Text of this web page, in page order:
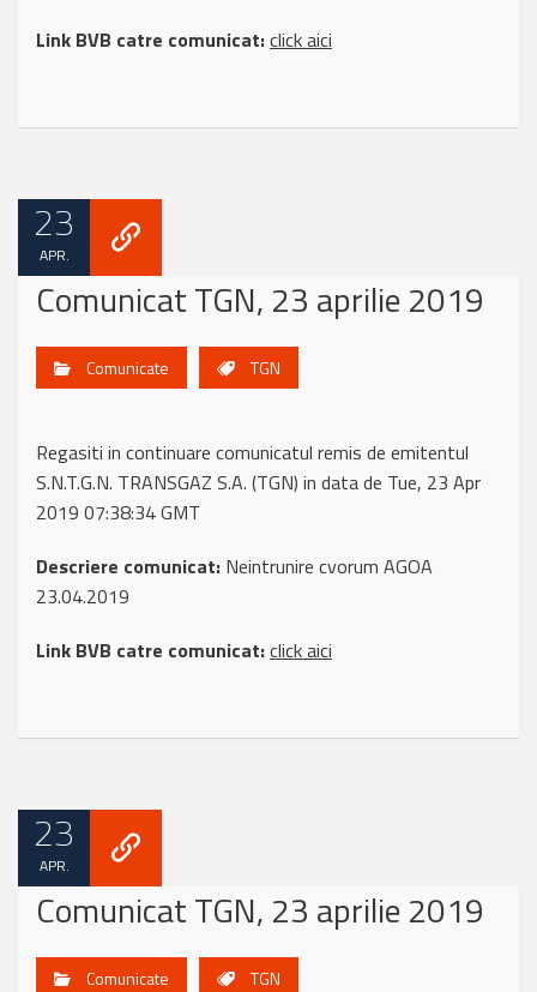
Link BVB catre comunicat:click aici
23
APR.
Comunicat TGN, 23 aprilie 2019
Comunicate TGN
Regasiti in continuare comunicatul remis de emitentul
S.N.T.G.N. TRANSGAZ S.A. (TGN) in data de Tue, 23 Apr
2019 07:38:34 GMT
Descriere comunicat: Neintrunire cvorum AGOA
23.04.2019
Link BVB catre comunicat:click aici
23
APR.
Comunicat TGN, 23 aprilie 2019
Comunicate TGN